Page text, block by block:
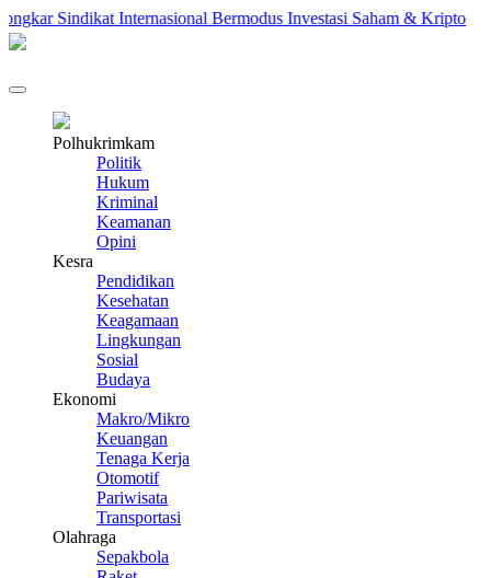
Internasional Bermodus Investasi Saham & Kripto
Polhukrimkam
Politik
Hukum
Kriminal
Keamanan
Opini
Kesra
Pendidikan
Kesehatan
Keagamaan
Lingkungan
Sosial
Budaya
Ekonomi
Makro/Mikro
Keuangan
Tenaga Kerja
Otomotif
Pariwisata
Transportasi
Olahraga
Sepakbola